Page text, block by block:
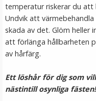
temperatur riskerar du att
Undvik att
skada av det. Glöm heller
att förlänga hållbarheten
av hårfärg.
Ett löshår för dig som
nästintill osynliga fästen!